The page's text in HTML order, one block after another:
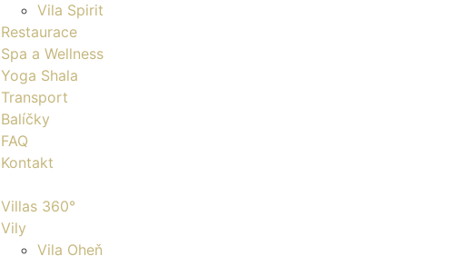
Vila Spirit
Restaurace
Spa a Wellness
Yoga Shala
Transport
Balíčky
FAQ
Kontakt
Villas 360°
Vily
Vila Oheň